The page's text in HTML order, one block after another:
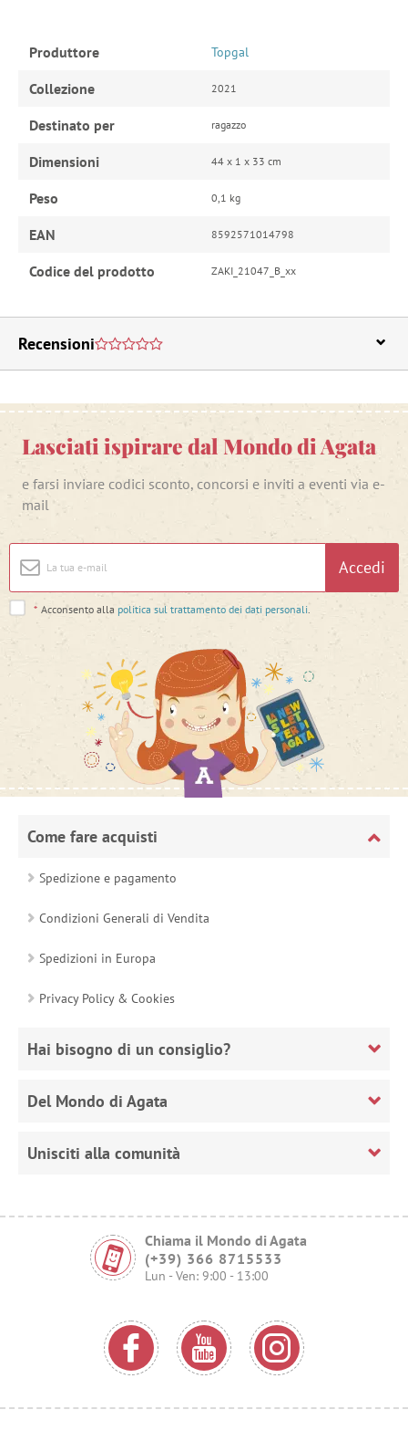
Produttore Topgal
Collezione 2021
Destinato per ragazzo
Dimensioni 44 x 1 x 33 cm
Peso 0,1 kg
EAN 8592571014798
Codice del prodotto ZAKI_21047_B_xx
Recensioni
Lasciati ispirare dal Mondo di Agata
e farsi inviare codici sconto, concorsi e inviti a eventi via e-
mail
Accedi
* Acconsento alla politica sul trattamento dei dati personali
Come fare acquisti
Spedizione e pagamento
Condizioni Generali di Vendita
Spedizioni in Europa
Privacy Policy & Cookies
Hai bisogno di un consiglio?
Del Mondo di Agata
Unisciti alla comunità
Chiama il Mondo di Agata
(+39) 366 8715533
Lun - Ven: 9:00 - 13:00